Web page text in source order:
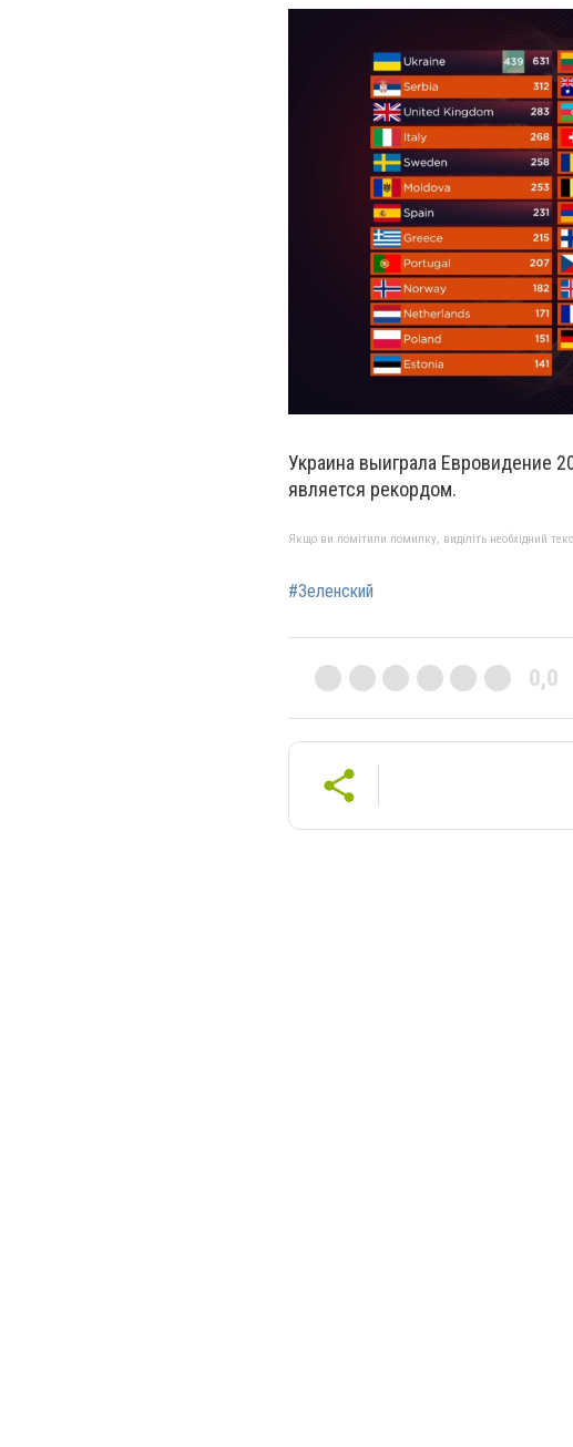
Украина выиграла Евровидение
является рекордом.
Якщо ви помітили помилку, виділіть необхідний
#Зеленский
0,0